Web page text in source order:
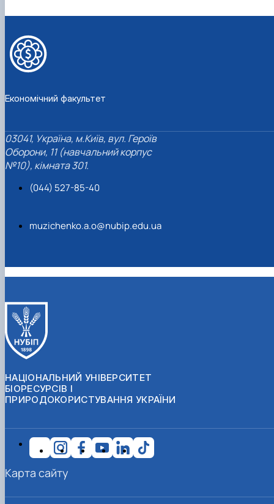
Економічний факультет
03041, Україна, м.Київ, вул. Героїв
Оборони, 11 (навчальний корпус
№10), кімната 301.
(044) 527-85-40
muzichenko.a.o@nubip.edu.ua
НАЦІОНАЛЬНИЙ УНІВЕРСИТЕТ
БІОРЕСУРСІВ І
ПРИРОДОКОРИСТУВАННЯ УКРАЇНИ
Карта сайту